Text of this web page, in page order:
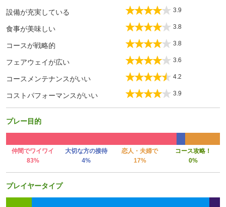
設備が充実している 3.9
食事が美味しい 3.8
コースが戦略的 3.8
フェアウェイが広い 3.6
コースメンテナンスがいい 4.2
コストパフォーマンスがいい 3.9
プレー目的
仲間でワイワイ 大切な方の接待 恋人・夫婦で
コース攻略！
83%
4% 17% 0%
プレイヤータイプ